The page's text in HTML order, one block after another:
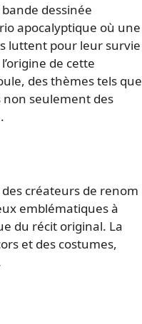
dessinée
apocalyptique où une
luttent pour leur survie
de cette
des thèmes tels que
non seulement des
des créateurs de renom
emblématiques à
du récit original. La
et des costumes,